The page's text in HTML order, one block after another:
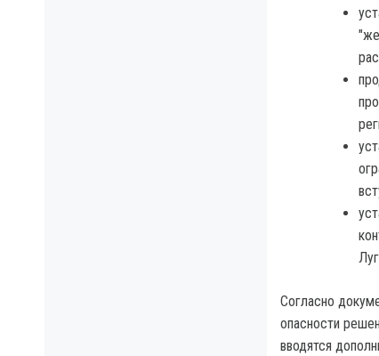
Согласно
опасности
вводятся